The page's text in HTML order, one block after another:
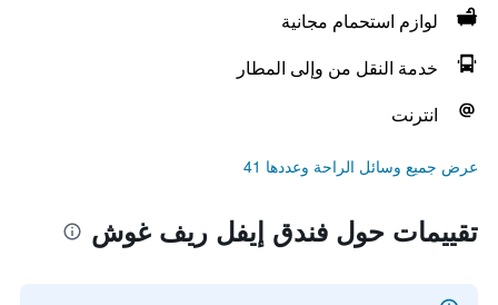
لوازم استحمام مجانية
خدمة النقل من وإلى المطار
انترنت
عرض جميع وسائل الراحة وعددها 41
تقييمات حول فندق إيفل ريف غوش